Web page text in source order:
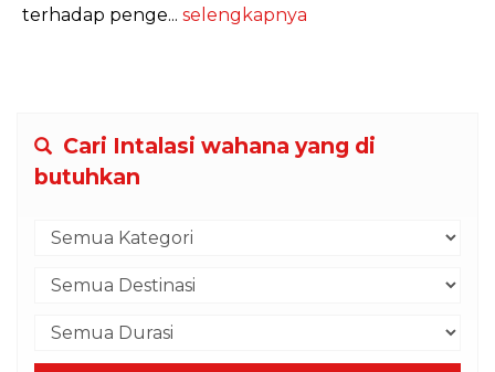
terhadap penge... selengkapnya
Cari Intalasi wahana yang di
butuhkan